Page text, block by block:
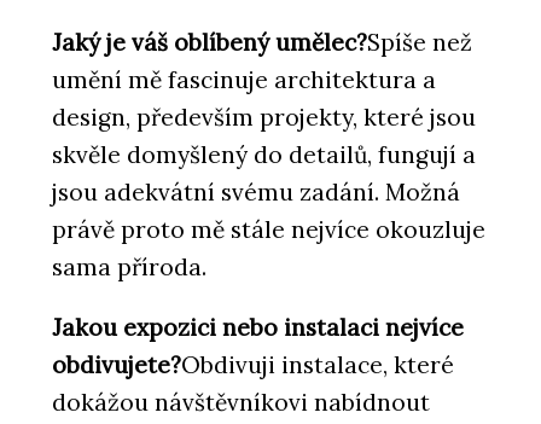
Jaký je váš oblíbený umělec?Spíše než
umění mě fascinuje architektura a
design, především projekty, které jsou
skvěle domyšlený do detailů, fungují a
jsou adekvátní svému zadání. Možná
právě proto mě stále nejvíce okouzluje
sama příroda.
Jakou expozici nebo instalaci nejvíce
obdivujete?Obdivuji instalace, které
dokážou návštěvníkovi nabídnout